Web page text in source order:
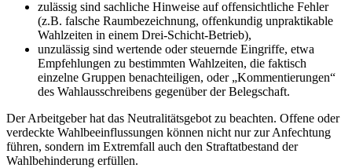
zulässig sind sachliche Hinweise auf offensichtliche Fehler
(z.B. falsche Raumbezeichnung, offenkundig unpraktikable
Wahlzeiten in einem Drei-Schicht-Betrieb),
unzulässig sind wertende oder steuernde Eingriffe, etwa
Empfehlungen zu bestimmten Wahlzeiten, die faktisch
einzelne Gruppen benachteiligen, oder „Kommentierungen“
des Wahlausschreibens gegenüber der Belegschaft.
Der Arbeitgeber hat das Neutralitätsgebot zu beachten. Offene oder
verdeckte Wahlbeeinflussungen können nicht nur zur Anfechtung
führen, sondern im Extremfall auch den Straftatbestand der
Wahlbehinderung erfüllen.